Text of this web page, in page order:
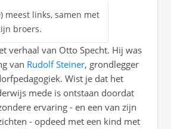
meest links, samen met
broers.
verhaal van Otto Specht. Hij was
van Rudolf Steiner, grondlegger
Wist je dat het
mede is ontstaan doordat
ervaring - en een van zijn
- opdeed met een kind met